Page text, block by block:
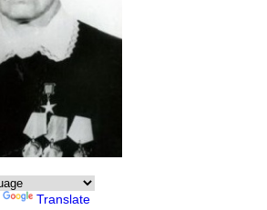
Translate